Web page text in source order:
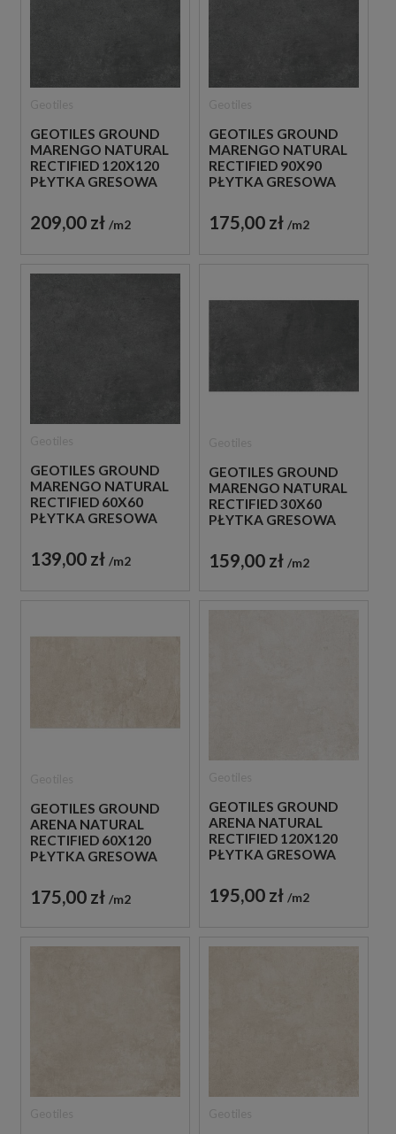
GEOTILES GROUND
MARENGO NATURAL
RECTIFIED 120X120
PŁYTKA GRESOWA
209,00 zł m2
GEOTILES GROUND
MARENGO NATURAL
RECTIFIED 90X90
PŁYTKA GRESOWA
175,00 zł m2
GEOTILES GROUND
MARENGO NATURAL
RECTIFIED 60X60
PŁYTKA GRESOWA
139,00 zł m2
GEOTILES GROUND
MARENGO NATURAL
RECTIFIED 30X60
PŁYTKA GRESOWA
159,00 zł m2
GEOTILES GROUND
ARENA NATURAL
RECTIFIED 60X120
PŁYTKA GRESOWA
175,00 zł m2
GEOTILES GROUND
ARENA NATURAL
RECTIFIED 120X120
PŁYTKA GRESOWA
195,00 zł m2